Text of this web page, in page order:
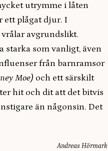
utrymme i låten
ett plågat djur. I
avgrundslikt.
starka som vanligt, även
från barnramsor
Moe) och ett särskilt
hit och dit att det bitvis
än någonsin. Det
Andreas Hörmark